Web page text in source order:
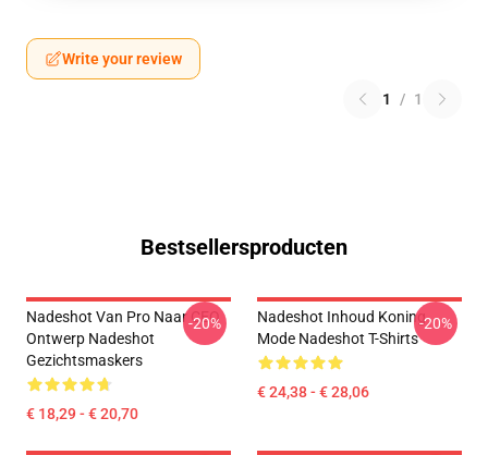
Write your review
1 / 1
Bestsellersproducten
Nadeshot Van Pro Naar CEO
Ontwerp Nadeshot
Gezichtsmaskers
€ 18,29 - € 20,70
-20%
Nadeshot Inhoud Koning
Mode Nadeshot T-Shirts
€ 24,38 - € 28,06
-20%